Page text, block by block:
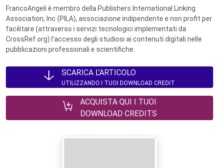
FrancoAngeli è membro della Publishers International Linking
Association, Inc (PILA), associazione indipendente e non profit per
facilitare (attraverso i servizi tecnologici implementati da
CrossRef.org) l’accesso degli studiosi ai contenuti digitali nelle
pubblicazioni professionali e scientifiche.
SCARICA L'ARTICOLO
UTILIZZANDO I TUOI DOWNLOAD CREDIT
ACQUISTA QUI I TUOI
DOWNLOAD CREDITS